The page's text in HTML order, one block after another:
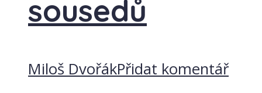
sousedů
Miloš DvořákPřidat komentář